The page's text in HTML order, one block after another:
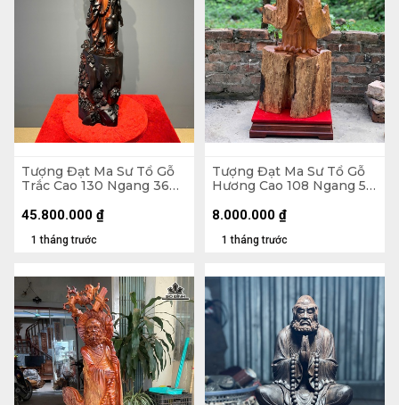
Tượng Đạt Ma Sư Tổ Gỗ
Trắc Cao 130 Ngang 36
1 tháng trước
45.800.000 ₫
Tượng Đạt Ma Sư Tổ Gỗ
Hương Cao 108 Ngang 58
1 tháng trước
8.000.000 ₫